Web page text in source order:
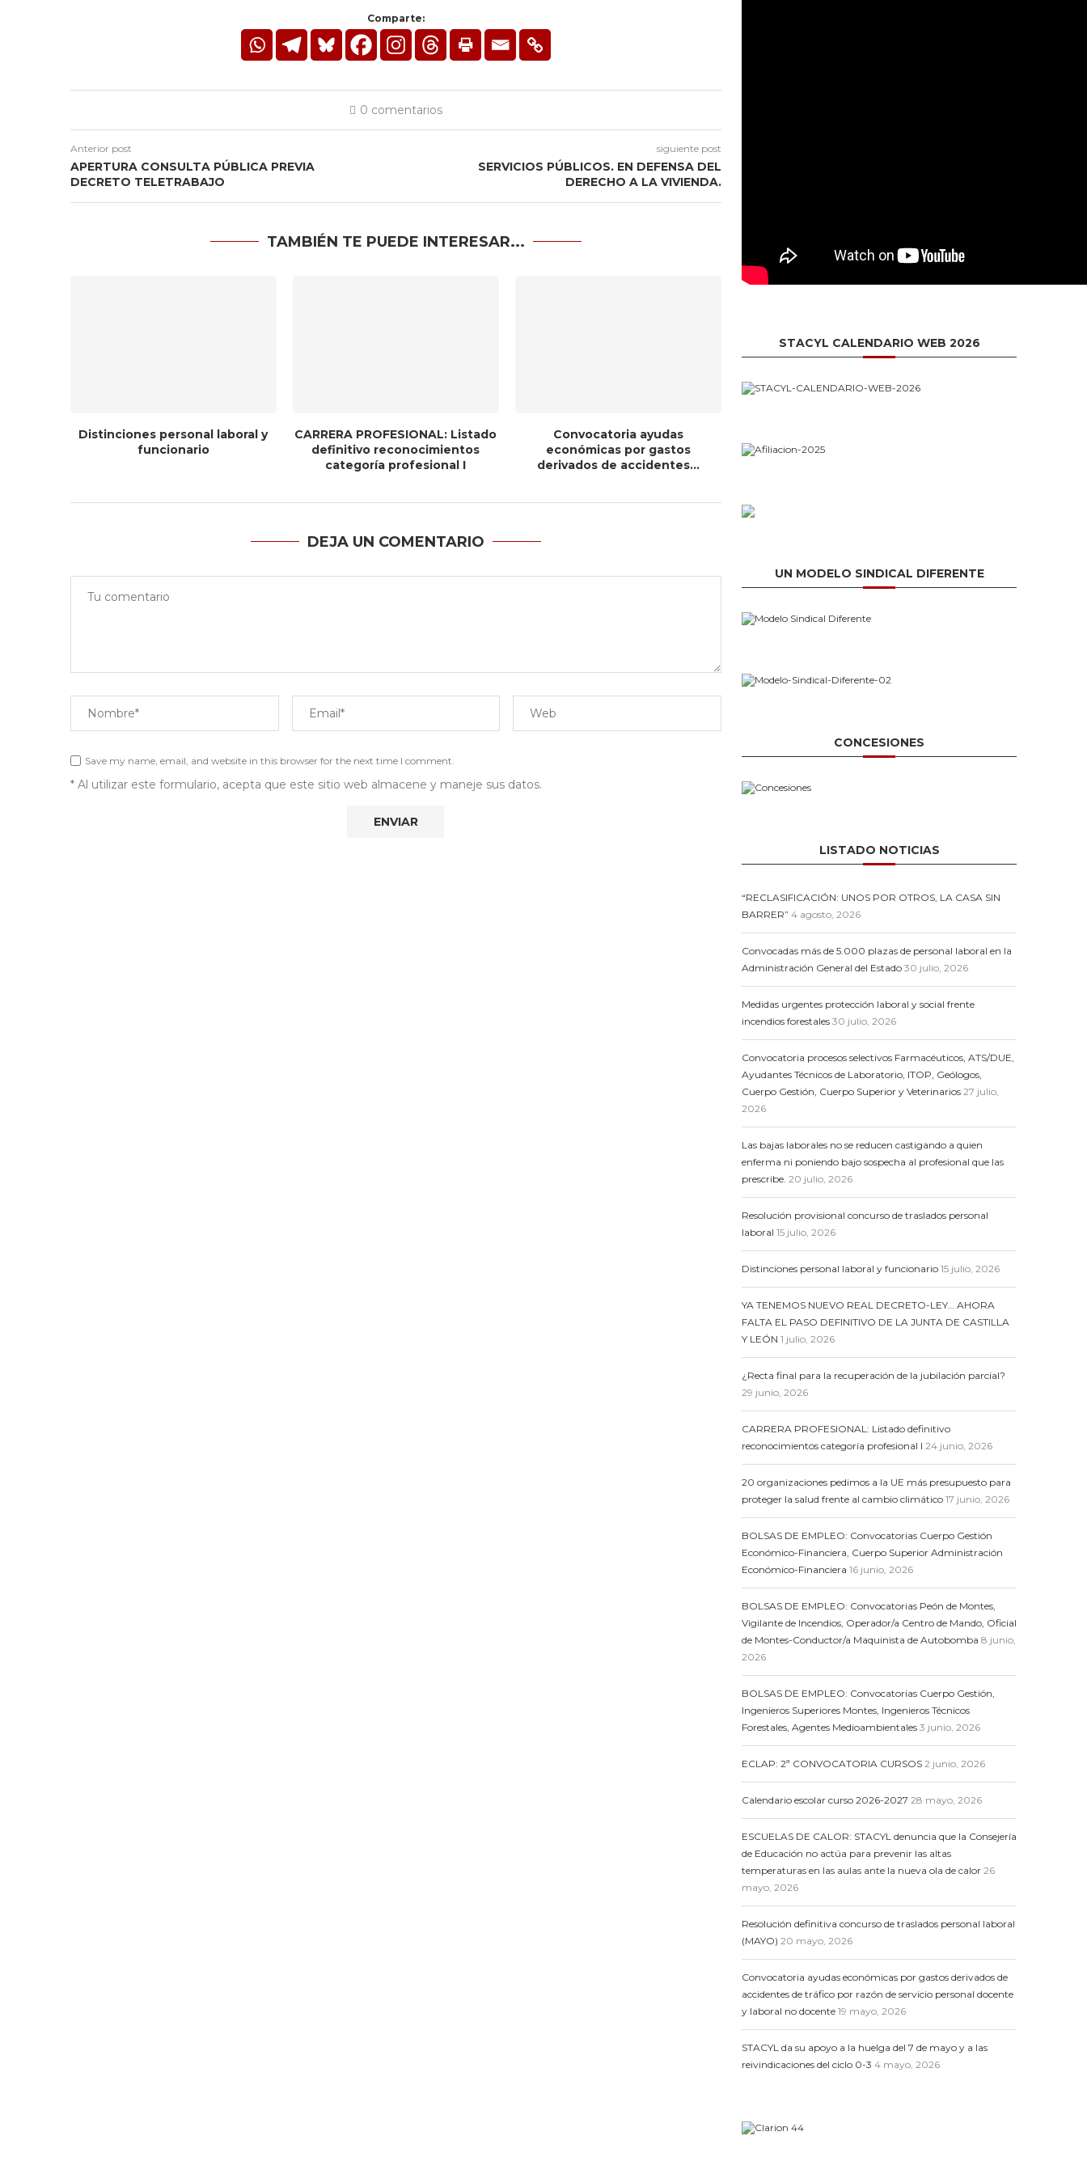
Comparte:
0 comentarios
Anterior post
APERTURA CONSULTA PÚBLICA PREVIA
DECRETO TELETRABAJO
siguiente post
SERVICIOS PÚBLICOS. EN DEFENSA DEL
DERECHO A LA VIVIENDA.
TAMBIÉN TE PUEDE INTERESAR...
Distinciones personal laboral y
funcionario
CARRERA PROFESIONAL: Listado
definitivo reconocimientos
categoría profesional I
Convocatoria ayudas
económicas por gastos
derivados de accidentes...
DEJA UN COMENTARIO
Save my name, email, and website in this browser for the next time I comment.
* Al utilizar este formulario, acepta que este sitio web almacene y maneje sus datos.
STACYL CALENDARIO WEB 2026
UN MODELO SINDICAL DIFERENTE
CONCESIONES
LISTADO NOTICIAS
“RECLASIFICACIÓN: UNOS POR OTROS, LA CASA SIN
BARRER” 4 agosto, 2026
Convocadas más de 5.000 plazas de personal laboral en la
Administración General del Estado 30 julio, 2026
Medidas urgentes protección laboral y social frente
incendios forestales 30 julio, 2026
Convocatoria procesos selectivos Farmacéuticos, ATS/DUE,
Ayudantes Técnicos de Laboratorio, ITOP, Geólogos,
Cuerpo Gestión, Cuerpo Superior y Veterinarios 27 julio,
2026
Las bajas laborales no se reducen castigando a quien
enferma ni poniendo bajo sospecha al profesional que las
prescribe. 20 julio, 2026
Resolución provisional concurso de traslados personal
laboral 15 julio, 2026
Distinciones personal laboral y funcionario 15 julio, 2026
YA TENEMOS NUEVO REAL DECRETO-LEY… AHORA
FALTA EL PASO DEFINITIVO DE LA JUNTA DE CASTILLA
Y LEÓN 1 julio, 2026
¿Recta final para la recuperación de la jubilación parcial?
29 junio, 2026
CARRERA PROFESIONAL: Listado definitivo
reconocimientos categoría profesional I 24 junio, 2026
20 organizaciones pedimos a la UE más presupuesto para
proteger la salud frente al cambio climático 17 junio, 2026
BOLSAS DE EMPLEO: Convocatorias Cuerpo Gestión
Económico-Financiera, Cuerpo Superior Administración
Económico-Financiera 16 junio, 2026
BOLSAS DE EMPLEO: Convocatorias Peón de Montes,
Vigilante de Incendios, Operador/a Centro de Mando, Oficial
de Montes-Conductor/a Maquinista de Autobomba 8 junio,
2026
BOLSAS DE EMPLEO: Convocatorias Cuerpo Gestión,
Ingenieros Superiores Montes, Ingenieros Técnicos
Forestales, Agentes Medioambientales 3 junio, 2026
ECLAP: 2ª CONVOCATORIA CURSOS 2 junio, 2026
Calendario escolar curso 2026-2027 28 mayo, 2026
ESCUELAS DE CALOR: STACYL denuncia que la Consejería
de Educación no actúa para prevenir las altas
temperaturas en las aulas ante la nueva ola de calor 26
mayo, 2026
Resolución definitiva concurso de traslados personal laboral
(MAYO) 20 mayo, 2026
Convocatoria ayudas económicas por gastos derivados de
accidentes de tráfico por razón de servicio personal docente
y laboral no docente 19 mayo, 2026
STACYL da su apoyo a la huelga del 7 de mayo y a las
reivindicaciones del ciclo 0-3 4 mayo, 2026